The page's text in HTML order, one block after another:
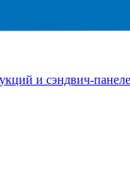
и сэндвич-